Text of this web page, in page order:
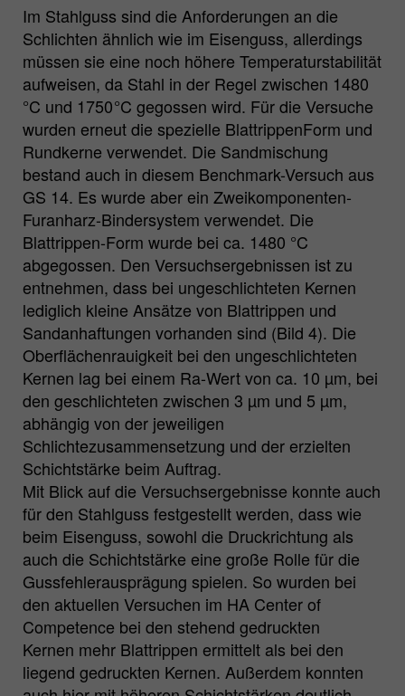
Im Stahlguss sind die Anforderungen an die
Schlichten ähnlich wie im Eisenguss, allerdings
müssen sie eine noch höhere Temperaturstabilität
aufweisen, da Stahl in der Regel zwischen 1480
°C und 1750 °C gegossen wird. Für die Versuche
wurden erneut die spezielle BlattrippenForm und
Rundkerne verwendet. Die Sandmischung
bestand auch in diesem Benchmark-Versuch aus
GS 14. Es wurde aber ein Zweikomponenten-
Furanharz-Bindersystem verwendet. Die
Blattrippen-Form wurde bei ca. 1480 °C
abgegossen. Den Versuchsergebnissen ist zu
entnehmen, dass bei ungeschlichteten Kernen
lediglich kleine Ansätze von Blattrippen und
Sandanhaftungen vorhanden sind (Bild 4). Die
Oberflächenrauigkeit bei den ungeschlichteten
Kernen lag bei einem Ra-Wert von ca. 10 µm, bei
den geschlichteten zwischen 3 µm und 5 µm,
abhängig von der jeweiligen
Schlichtezusammensetzung und der erzielten
Schichtstärke beim Auftrag.
Mit Blick auf die Versuchsergebnisse konnte auch
für den Stahlguss festgestellt werden, dass wie
beim Eisenguss, sowohl die Druckrichtung als
auch die Schichtstärke eine große Rolle für die
Gussfehlerausprägung spielen. So wurden bei
den aktuellen Versuchen im HA Center of
Competence bei den stehend gedruckten
Kernen mehr Blattrippen ermittelt als bei den
liegend gedruckten Kernen. Außerdem konnten